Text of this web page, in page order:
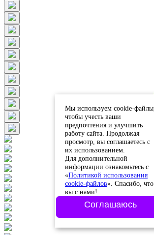
Мы используем cookie-файлы,
чтобы учесть ваши
предпочтения и улучшить
работу сайта. Продолжая
просмотр, вы соглашаетесь с
их использованием.
Для дополнительной
информации ознакомьтесь с
«Политикой использования
cookie-файлов». Спасибо, что
вы с нами!
Соглашаюсь